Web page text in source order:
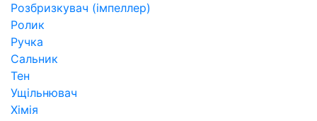
Розбризкувач (імпеллер)
Ролик
Ручка
Сальник
Тен
Ущільнювач
Хімія